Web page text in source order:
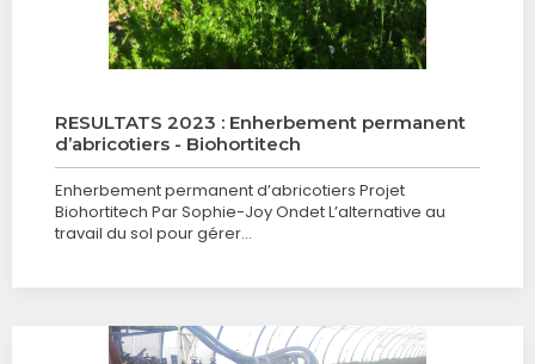
RESULTATS 2023 : Enherbement permanent
d’abricotiers - Biohortitech
Enherbement permanent d’abricotiers Projet
Biohortitech Par Sophie-Joy Ondet L’alternative au
travail du sol pour gérer…